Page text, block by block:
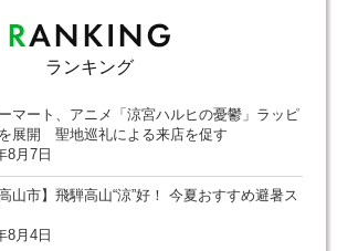
ランキング
マート、アニメ「涼宮ハルヒの憂鬱」ラッピ
展開 聖地巡礼による来店を促す
8月7日
山市】飛騨高山“涼”好！ 今夏おすすめ避暑ス
8月4日